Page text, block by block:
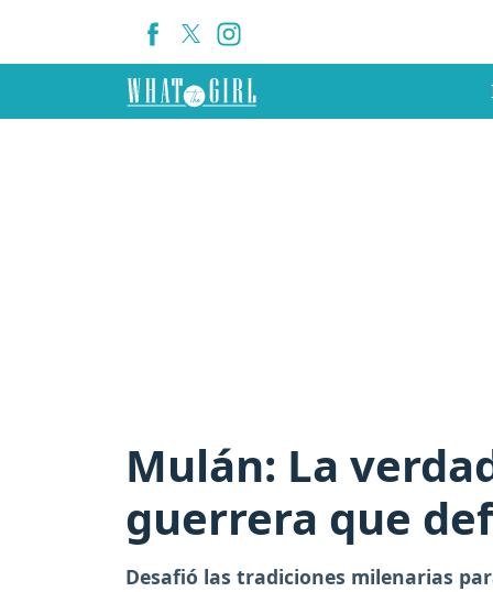
Mulán: La
guerrera que
Desafió las tradiciones milenarias